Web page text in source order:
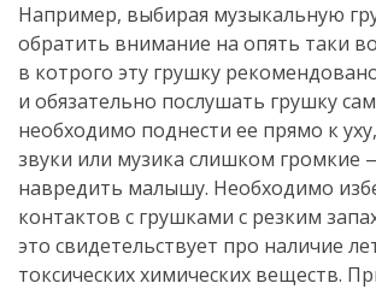
Например, выбирая музыкальную
обратить внимание на опять таки
в котрого эту грушку
и обязательно послушать грушку
необходимо поднести ее прямо к
звуки или музика слишком громкие
навредить малышу. Необходимо
контактов с грушками с резким
это свидетельствует про наличие
токсических химических веществ.